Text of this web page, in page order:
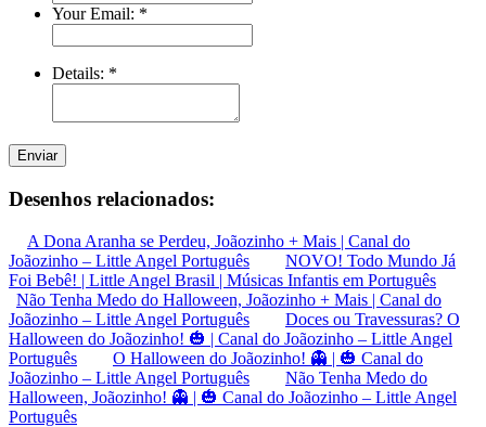
Your Email: *
Details: *
Enviar
Desenhos relacionados:
A Dona Aranha se Perdeu, Joãozinho + Mais | Canal do
Joãozinho – Little Angel Português
NOVO! Todo Mundo Já
Foi Bebê! | Little Angel Brasil | Músicas Infantis em Português
Não Tenha Medo do Halloween, Joãozinho + Mais | Canal do
Joãozinho – Little Angel Português
Doces ou Travessuras? O
Halloween do Joãozinho! 🎃 | Canal do Joãozinho – Little Angel
Português
O Halloween do Joãozinho! 👻 | 🎃 Canal do
Joãozinho – Little Angel Português
Não Tenha Medo do
Halloween, Joãozinho! 👻 | 🎃 Canal do Joãozinho – Little Angel
Português